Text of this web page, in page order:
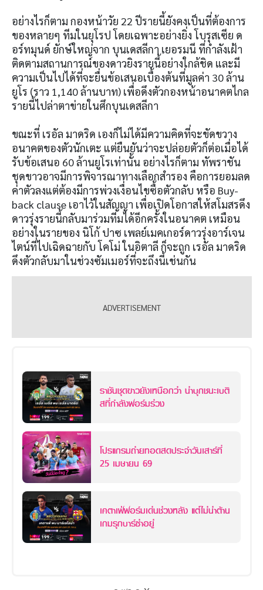
อย่างไรก็ตาม กองหน้าวัย 22 ปีรายนี้ยังคงเป็นที่ต้องการ
ของหลายๆ ทีมในยุโรป โดยเฉพาะอย่างยิ่ง โบรุสเซีย ด
อร์ทมุนด์ ยักษ์ใหญ่จาก บุนเดสลีกา เยอรมนี ที่กำลังเฝ้า
ติดตามสถานการณ์ของดาวยิงรายนี้อย่างใกล้ชิด และมี
ความเป็นไปได้ที่จะยื่นข้อเสนอเบื้องต้นที่มูลค่า 30 ล้าน
ยูโร (ราว 1,140 ล้านบาท) เพื่อดึงตัวกองหน้าอนาคตไกล
รายนี้ไปล่าตาข่ายในศึกบุนเดสลีกา
ขณะที่ เรอัล มาดริด เองก็ไม่ได้มีความคิดที่จะขัดขวาง
อนาคตของตัวนักเตะ แต่ยืนยันว่าจะปล่อยตัวก็ต่อเมื่อได้
รับข้อเสนอ 60 ล้านยูโรเท่านั้น อย่างไรก็ตาม ทัพราชัน
ชุดขาวอาจมีการพิจารณาทางเลือกสำรอง คือการยอมลด
ค่าตัวลงแต่ต้องมีการพ่วงเงื่อนไขซื้อตัวกลับ หรือ Buy-
back clause เอาไว้ในสัญญา เพื่อเปิดโอกาสให้สโมสรดึง
ดาวรุ่งรายนี้กลับมาร่วมทีมได้อีกครั้งในอนาคต เหมือน
อย่างในรายของ นิโก้ ปาซ เพลย์เมคเกอร์ดาวรุ่งอาร์เจน
ไตน์ที่ไปเฉิดฉายกับ โคโม่ ในอิตาลี ก็จะถูก เรอัล มาดริด
ดึงตัวกลับมาในช่วงซัมเมอร์ที่จะถึงนี้เช่นกัน
ราชันชุดขาวยังเหนือกว่า น่าบุกชนะเบติ
สที่กำลังฟอร์มร่วง
โปรแกรมถ่ายทอดสดประจำวันเสาร์ที่
25 เมษายน 69
เคตาเฟ่ฟอร์มเด่นช่วงหลัง แต่ไม่น่าต้าน
เกมรุกบาร์ซ่าอยู่